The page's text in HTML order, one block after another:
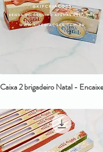
Caixa 2 brigadeiro Natal - Encaixe